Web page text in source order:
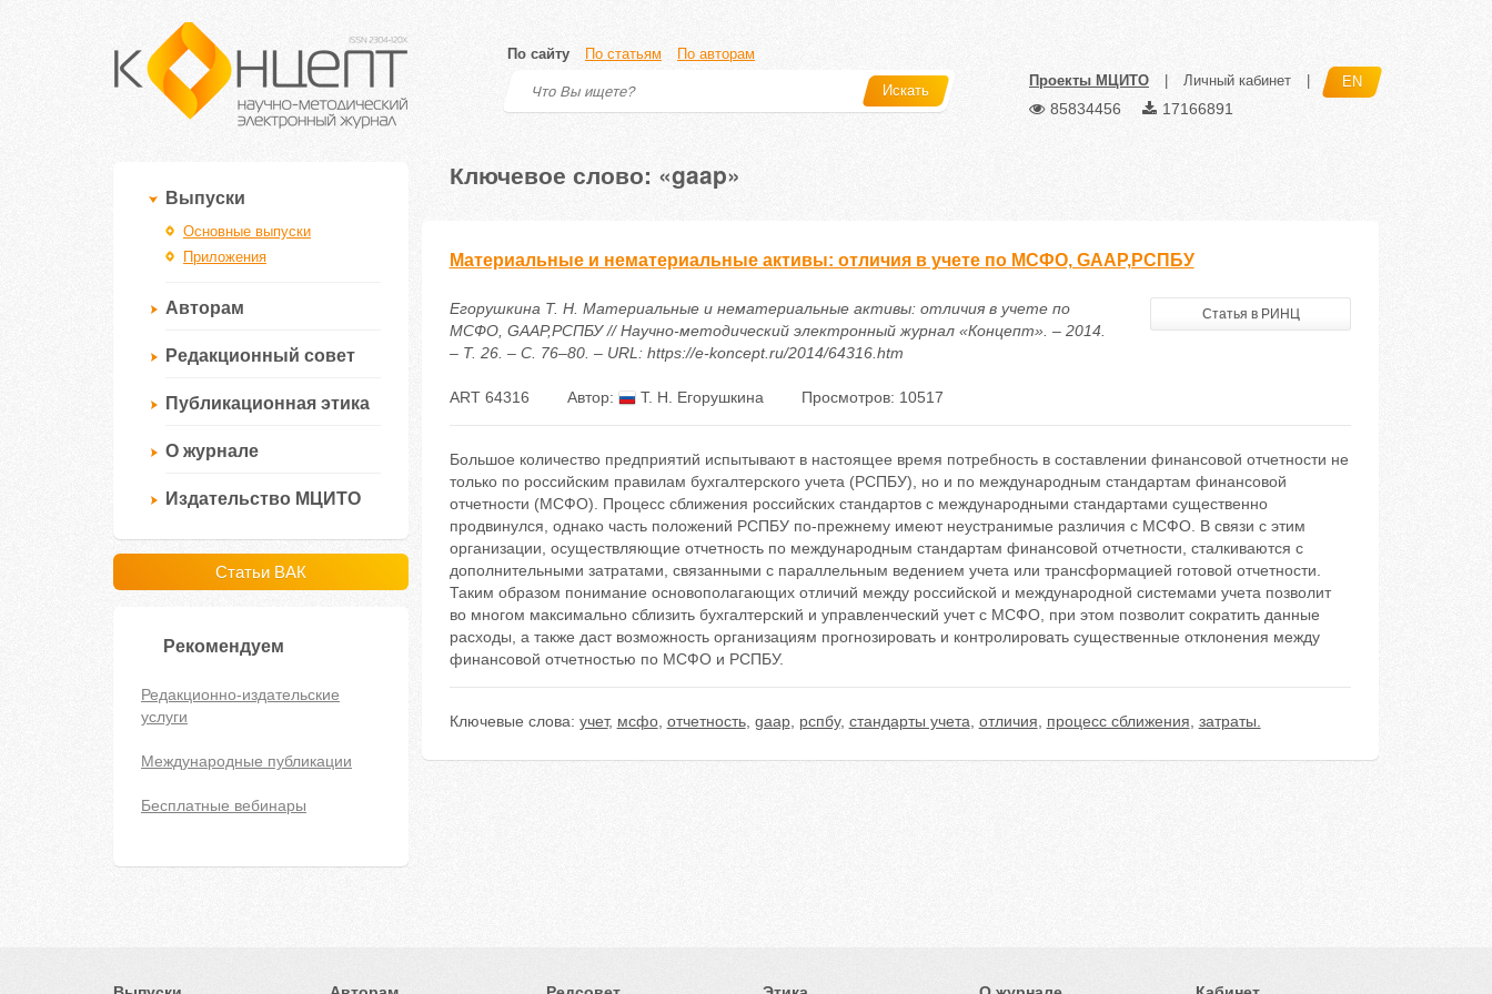
По сайту По статьям По авторам
Искать
Проекты МЦИТО Личный кабинет EN
85834456 17166891
Выпуски
Основные выпуски
Приложения
Авторам
Редакционный совет
Публикационная этика
О журнале
Издательство МЦИТО
Статьи ВАК
Рекомендуем
Редакционно-издательские
услуги
Международные публикации
Бесплатные вебинары
Ключевое слово: «gaap»
Материальные и нематериальные активы: отличия в учете по МСФО, GAAP,РСПБУ
Егорушкина Т. Н. Материальные и нематериальные активы: отличия в учете по
МСФО, GAAP,РСПБУ // Научно-методический электронный журнал «Концепт». – 2014.
– Т. 26. – С. 76–80. – URL: https://e-koncept.ru/2014/64316.htm
Статья в РИНЦ
ART 64316 Автор: Т. Н. Егорушкина Просмотров: 10517
Большое количество предприятий испытывают в настоящее время потребность в составлении финансовой отчетности не
только по российским правилам бухгалтерского учета (РСПБУ), но и по международным стандартам финансовой
отчетности (МСФО). Процесс сближения российских стандартов с международными стандартами существенно
продвинулся, однако часть положений РСПБУ по-прежнему имеют неустранимые различия с МСФО. В связи с этим
организации, осуществляющие отчетность по международным стандартам финансовой отчетности, сталкиваются с
дополнительными затратами, связанными с параллельным ведением учета или трансформацией готовой отчетности.
Таким образом понимание основополагающих отличий между российской и международной системами учета позволит
во многом максимально сблизить бухгалтерский и управленческий учет с МСФО, при этом позволит сократить данные
расходы, а также даст возможность организациям прогнозировать и контролировать существенные отклонения между
финансовой отчетностью по МСФО и РСПБУ.
Ключевые слова: учет, мсфо, отчетность, gaap, рспбу, стандарты учета отличия процесс сближения затраты.